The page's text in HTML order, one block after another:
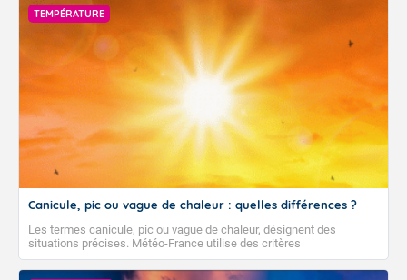
TEMPÉRATURE
Canicule, pic ou vague de chaleur : quelles différences ?
Les termes canicule, pic ou vague de chaleur, désignent des
situations précises. Météo-France utilise des critères
climatologiques pour évaluer et qualifier les épisodes de chaleur qui
peuvent avoir des impacts sanitaires et socio-économiques